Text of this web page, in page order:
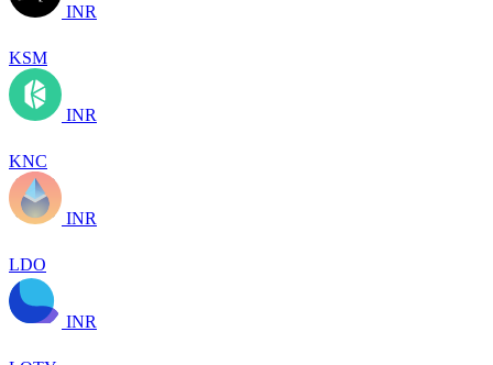
INR
KSM
INR
KNC
INR
LDO
INR